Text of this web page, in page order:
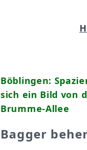
Böblingen:
sich ein Bild von
Brumme-Allee
Bagger